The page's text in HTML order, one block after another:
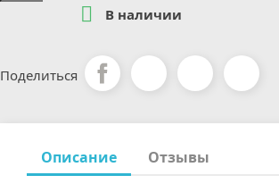
 В наличии
Поделиться
Описание Отзывы